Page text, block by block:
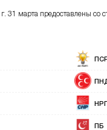
31 марта предоставлены со
ПБ